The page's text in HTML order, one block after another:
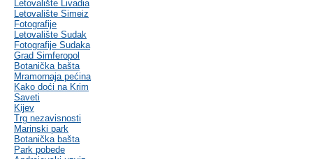
Letovalište Livadia
Letovalište Simeiz
Fotografije
Letovalište Sudak
Fotografije Sudaka
Grad Simferopol
Botanička bašta
Mramornaja pećina
Kako doći na Krim
Saveti
Kijev
Trg nezavisnosti
Marinski park
Botanička bašta
Park pobede